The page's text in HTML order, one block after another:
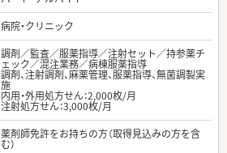
病院・クリニック
調剤／監査／服薬指導／注射セット／持参薬チ
ェック／混注業務／病棟服薬指導
調剤、注射調剤、麻薬管理、服薬指導、無菌調製実
施
内用・外用処方せん：2,000枚/月
注射処方せん：3,000枚/月
薬剤師免許をお持ちの方（取得見込みの方を含
む）